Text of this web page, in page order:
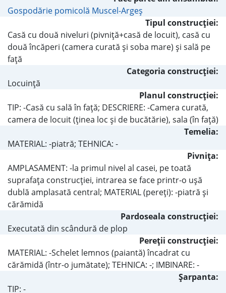
Gospodărie pomicolă Muscel-Argeş
Tipul construcţiei:
Casă cu două niveluri (pivniţă+casă de locuit), casă cu
două încăperi (camera curată şi soba mare) şi sală pe
faţă
Categoria construcţiei:
Locuinţă
Planul construcţiei:
TIP: -Casă cu sală în faţă; DESCRIERE: -Camera curată,
camera de locuit (ţinea loc şi de bucătărie), sala (în faţă)
Temelia:
MATERIAL: -piatră; TEHNICA: -
Pivniţa:
AMPLASAMENT: -la primul nivel al casei, pe toată
suprafaţa construcţiei, intrarea se face printr-o uşă
dublă amplasată central; MATERIAL (pereţi): -piatră şi
cărămidă
Pardoseala construcţiei:
Executată din scândură de plop
Pereţii construcţiei:
MATERIAL: -Schelet lemnos (paiantă) încadrat cu
cărămidă (într-o jumătate); TEHNICA: -; IMBINARE: -
Şarpanta:
TIP: -